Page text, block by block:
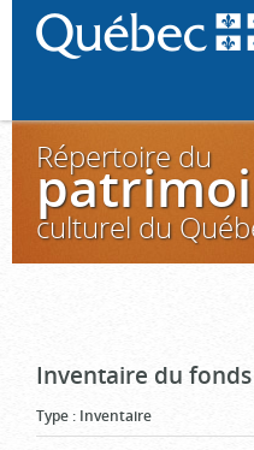
Répertoire du
culturel du
Inventaire du
Type : Inventaire